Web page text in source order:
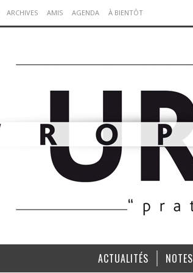
ARCHIVES AMIS AGENDA À BIENTÔT
ACTUALITÉS NOTES